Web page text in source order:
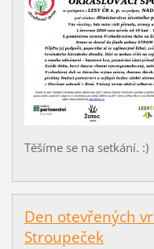
Těšíme se na setkání. :)
Den otevřených
Stroupeček